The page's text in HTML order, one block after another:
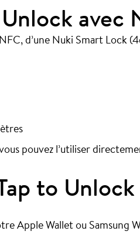
avec
d’une Nuki Smart Lock
pouvez l’utiliser
to Unlock
Apple Wallet ou Samsung